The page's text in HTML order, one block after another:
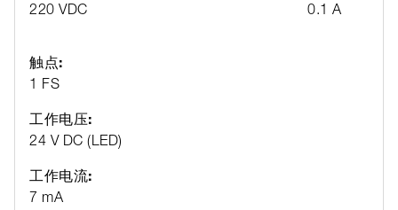
220 VDC
0.1 A
触点:
1 FS
工作电压:
24 V DC (LED)
工作电流:
7 mA